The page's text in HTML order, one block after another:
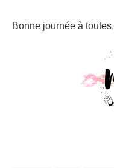
Bonne journée à toutes,